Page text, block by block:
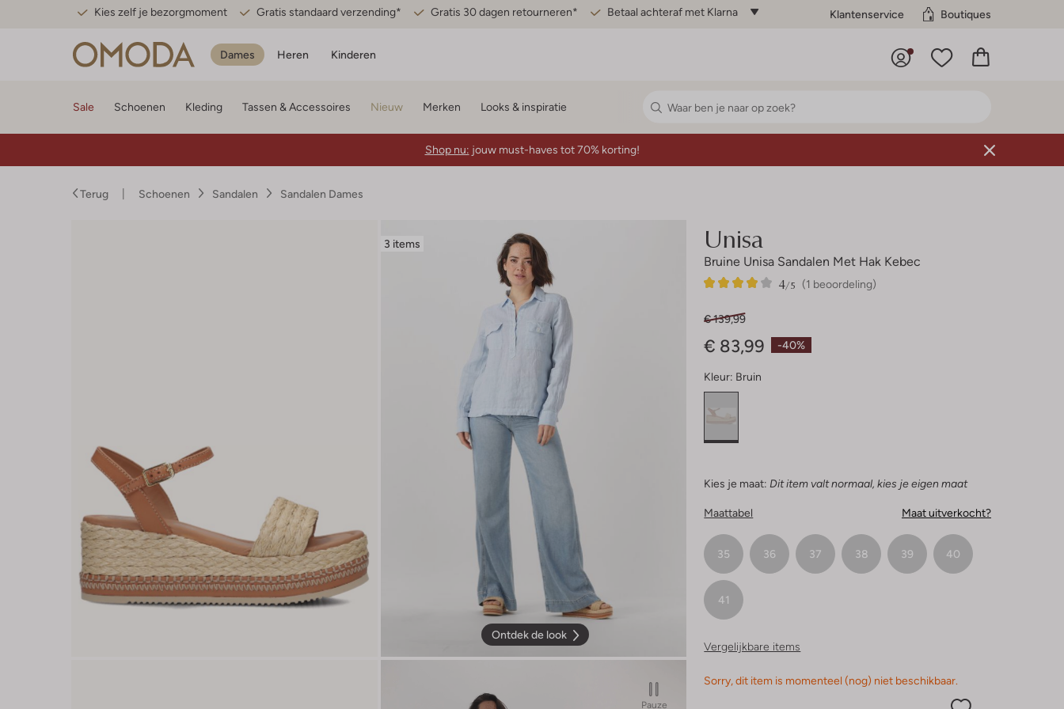
Kies zelf je bezorgmoment Gratis standaard verzending* Gratis 30 dagen retourneren* Betaal achteraf met Klarna Klantenservice Boutiques
Dames Heren Kinderen
Sale Schoenen Kleding Tassen & Accessoires Nieuw Merken Looks & inspiratie
Shop nu: jouw must-haves tot 70% korting!
Terug Schoenen Sandalen Sandalen Dames
3 items
Ontdek de look
Pauze
Unisa
Bruine Unisa Sandalen Met Hak Kebec
(1 beoordeling)
4/5
1
4
-40%
€ 139,99
€ 83,99
Kleur: Bruin
Kies je maat: Dit item valt normaal, kies je eigen maat
Maattabel Maat uitverkocht?
35 36 37 38 39 40
41
Vergelijkbare items
Sorry, dit item is momenteel (nog) niet beschikbaar.